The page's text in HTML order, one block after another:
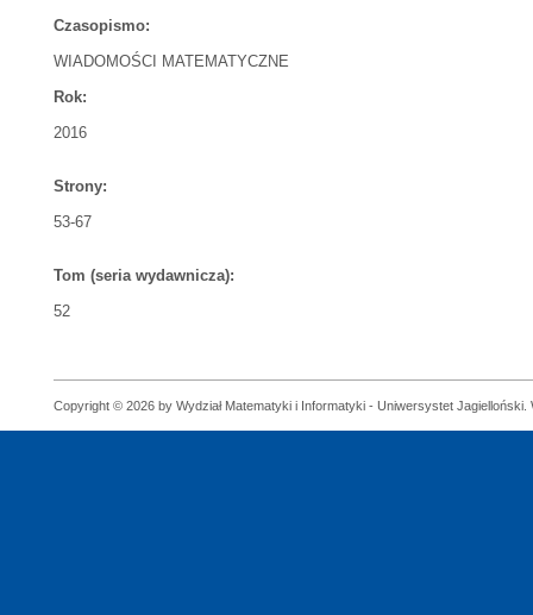
Czasopismo:
WIADOMOŚCI MATEMATYCZNE
Rok:
2016
Strony:
53-67
Tom (seria wydawnicza):
52
Copyright © 2026 by Wydział Matematyki i Informatyki - Uniwersystet